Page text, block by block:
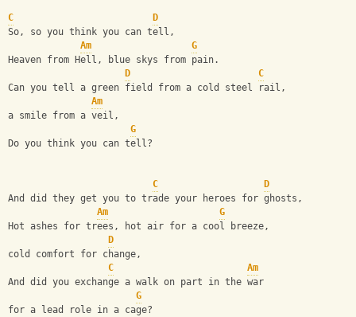
C
D
So, so you think you can tell,
Am
G
Heaven from Hell, blue skys from pain.
D
C
Can you tell a green field from a cold steel rail,
Am
a smile from a veil,
G
Do you think you can tell?
C
D
And did they get you to trade your heroes for ghosts,
Am
G
Hot ashes for trees, hot air for a cool breeze,
D
cold comfort for change,
C
Am
And did you exchange a walk on part in the war
G
for a lead role in a cage?